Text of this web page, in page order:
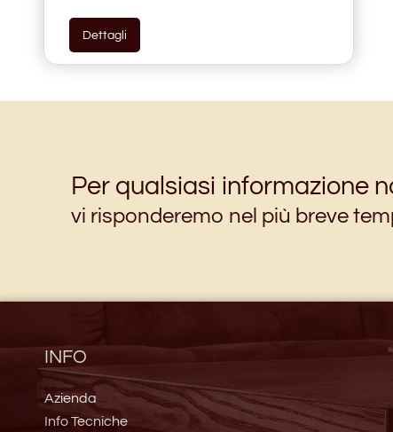
Dettagli
Per qualsiasi informazione
vi risponderemo nel più breve
INFO
Azienda
Info Tecniche